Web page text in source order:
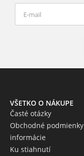
VŠETKO O NÁKUPE
Časté otázky
Obchodné podmienky
informácie
Ku stiahnutí